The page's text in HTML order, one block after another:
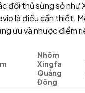
đối thủ sừng sỏ như
là điều cần thiết.
ưu và nhược điểm
Nhôm
Xingfa
Quảng
Đông